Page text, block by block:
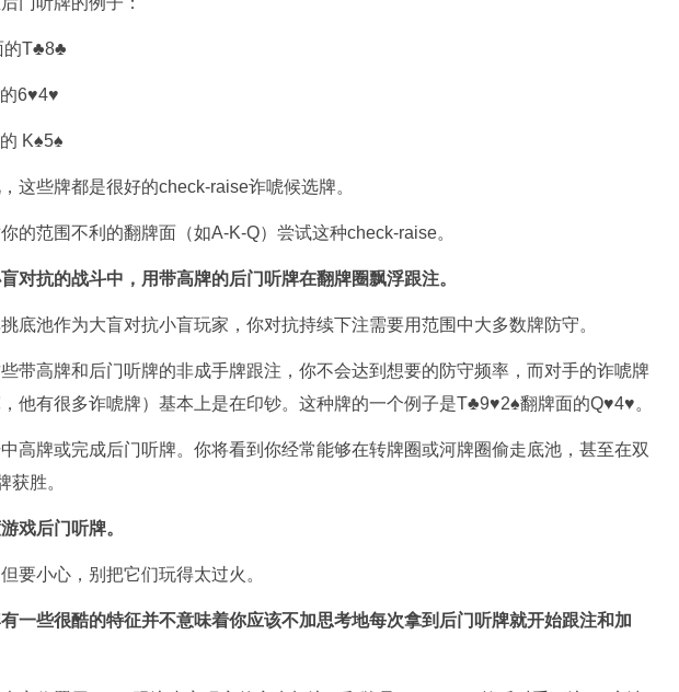
的T♣8♣
6♥4♥
K♠5♠
这些牌都是很好的check-raise诈唬候选牌。
的范围不利的翻牌面（如A-K-Q）尝试这种check-raise。
对抗的战斗中，用带高牌的后门听牌在翻牌圈飘浮跟注。
底池作为大盲对抗小盲玩家，你对抗持续下注需要用范围中大多数牌防守。
带高牌和后门听牌的非成手牌跟注，你不会达到想要的防守频率，而对手的诈唬牌
，他有很多诈唬牌）基本上是在印钞。这种牌的一个例子是T♣9♥2♠翻牌面的Q♥4♥。
高牌或完成后门听牌。你将看到你经常能够在转牌圈或河牌圈偷走底池，甚至在双
获胜。
戏后门听牌。
要小心，别把它们玩得太过火。
一些很酷的特征并不意味着你应该不加思考地每次拿到后门听牌就开始跟注和加